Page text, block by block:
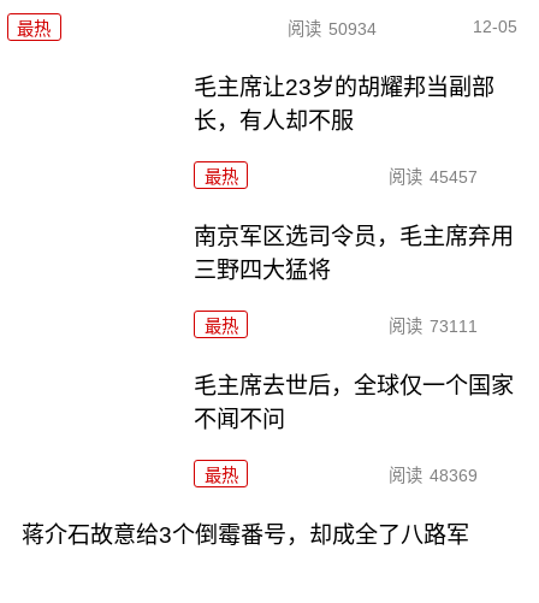
最热 阅读 50934 12-05
毛主席让23岁的胡耀邦当副部
长，有人却不服
最热 阅读 45457
南京军区选司令员，毛主席弃用
三野四大猛将
最热 阅读 73111
毛主席去世后，全球仅一个国家
不闻不问
最热 阅读 48369
蒋介石故意给3个倒霉番号，却成全了八路军